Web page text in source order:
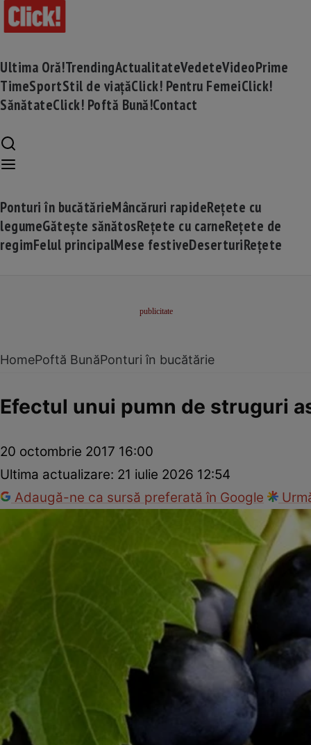
Ultima Oră!TrendingActualitateVedeteVideoPrime
TimeSportStil de viațăClick! Pentru FemeiClick!
SănătateClick! Poftă Bună!Contact
Ponturi în bucătărieMâncăruri rapideRețete cu
legumeGătește sănătosRețete cu carneRețete de
regimFelul principalMese festiveDeserturiRețete
HomePoftă BunăPonturi în bucătărie
Efectul unui pumn de struguri
20 octombrie 2017 16:00
Ultima actualizare: 21 iulie 2026 12:54
Adaugă-ne ca sursă preferată în Google